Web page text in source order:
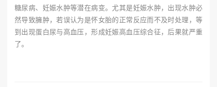
糖尿病、妊娠水肿等潜在病变。尤其是妊娠水肿，出现水肿必
然导致臃肿，若误认为是怀女胎的正常反应而不及时处理，等
到出现蛋白尿与高血压，形成妊娠高血压综合征，后果就严重
了。